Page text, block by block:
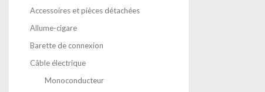
Accessoires et pièces détachées
Allume-cigare
Barette de connexion
Câble électrique
Monoconducteur